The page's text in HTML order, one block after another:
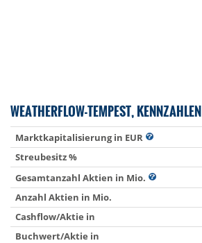
WEATHERFLOW-TEMPEST, KENNZAHLEN
Marktkapitalisierung in EUR
Streubesitz %
Gesamtanzahl Aktien in Mio.
Anzahl Aktien in Mio.
Cashflow/Aktie in
Buchwert/Aktie in